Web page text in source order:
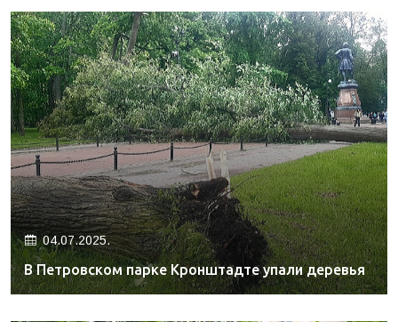
04.07.2025.
В Петровском парке Кронштадте упали деревья